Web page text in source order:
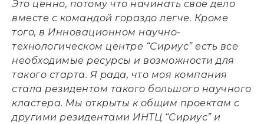
Это ценно, потому что начинать свое дело
вместе с командой гораздо легче. Кроме
того, в Инновационном научно-
технологическом центре “Сириус” есть все
необходимые ресурсы и возможности для
такого старта. Я рада, что моя компания
стала резидентом такого большого научного
кластера. Мы открыты к общим проектам с
другими резидентами ИНТЦ “Сириус” и